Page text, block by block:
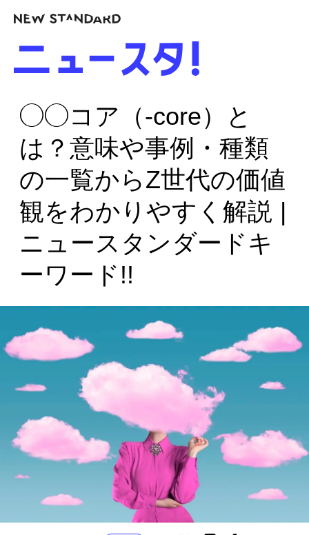
◯◯コア（-core）と
は？意味や事例・種類
の一覧からZ世代の価値
観をわかりやすく解説 |
ニュースタンダードキ
ーワード!!